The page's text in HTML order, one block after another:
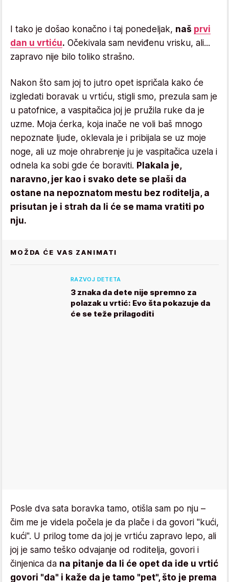
I tako je došao konačno i taj ponedeljak, naš prvi
dan u vrtiću. Očekivala sam neviđenu vrisku, ali...
zapravo nije bilo toliko strašno.
Nakon što sam joj to jutro opet ispričala kako će
izgledati boravak u vrtiću, stigli smo, prezula sam je
u patofnice, a vaspitačica joj je pružila ruke da je
uzme. Moja ćerka, koja inače ne voli baš mnogo
nepoznate ljude, oklevala je i pribijala se uz moje
noge, ali uz moje ohrabrenje ju je vaspitačica uzela i
odnela ka sobi gde će boraviti. Plakala je,
naravno, jer kao i svako dete se plaši da
ostane na nepoznatom mestu bez roditelja, a
prisutan je i strah da li će se mama vratiti po
nju.
MOŽDA ĆE VAS ZANIMATI
RAZVOJ DETETA
3 znaka da dete nije spremno za
polazak u vrtić: Evo šta pokazuje da
će se teže prilagoditi
Posle dva sata boravka tamo, otišla sam po nju –
čim me je videla počela je da plače i da govori "kući,
kući". U prilog tome da joj je vrtiću zapravo lepo, ali
joj je samo teško odvajanje od roditelja, govori i
činjenica da na pitanje da li će opet da ide u vrtić
govori "da" i kaže da je tamo "pet", što je prema